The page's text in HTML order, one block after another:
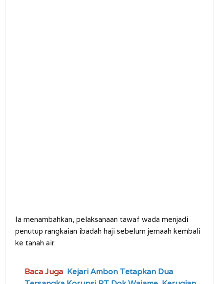
Ia menambahkan, pelaksanaan tawaf wada menjadi
penutup rangkaian ibadah haji sebelum jemaah kembali
ke tanah air.
Baca Juga Kejari Ambon Tetapkan Dua